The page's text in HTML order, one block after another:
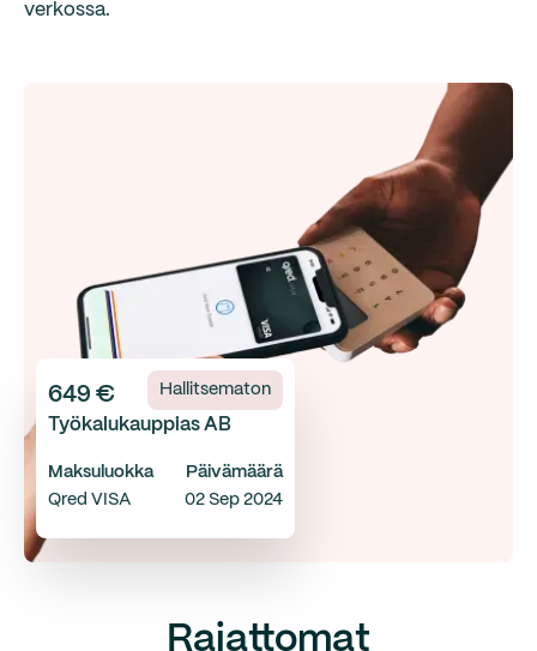
verkossa.
Hallitsematon
649 €
Työkalukauppias AB
Maksuluokka
Päivämäärä
Qred VISA
02 Sep 2024
Rajattomat